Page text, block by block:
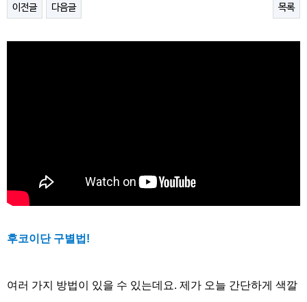
이전글 다음글 목록
본문
후코이단 구별법 !
여러 가지 방법이 있을 수 있는데요. 제가 오늘 간단하게 색깔